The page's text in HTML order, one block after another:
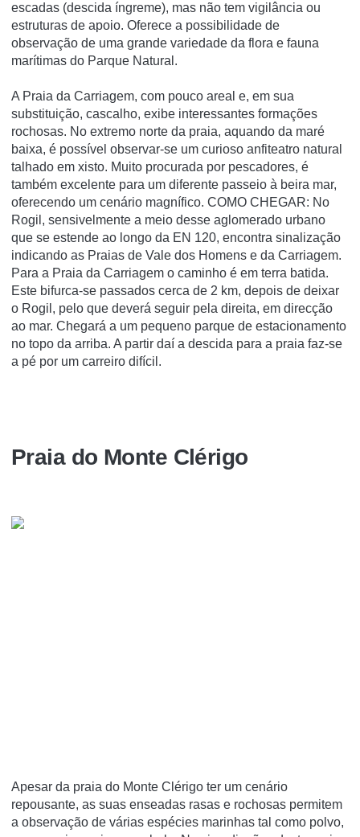
escadas (descida í­ngreme), mas não tem vigilância ou
estruturas de apoio. Oferece a possibilidade de
observação de uma grande variedade da flora e fauna
marí­timas do Parque Natural.
A Praia da Carriagem, com pouco areal e, em sua
substituição, cascalho, exibe interessantes formações
rochosas. No extremo norte da praia, aquando da maré
baixa, é possível observar-se um curioso anfiteatro natural
talhado em xisto. Muito procurada por pescadores, é
também excelente para um diferente passeio à beira mar,
oferecendo um cenário magnífico. COMO CHEGAR: No
Rogil, sensivelmente a meio desse aglomerado urbano
que se estende ao longo da EN 120, encontra sinalização
indicando as Praias de Vale dos Homens e da Carriagem.
Para a Praia da Carriagem o caminho é em terra batida.
Este bifurca-se passados cerca de 2 km, depois de deixar
o Rogil, pelo que deverá seguir pela direita, em direcção
ao mar. Chegará a um pequeno parque de estacionamento
no topo da arriba. A partir daí a descida para a praia faz-se
a pé por um carreiro difícil.
Praia do Monte Clérigo
Apesar da praia do Monte Clérigo ter um cenário
repousante, as suas enseadas rasas e rochosas permitem
a observação de várias espécies marinhas tal como polvo,